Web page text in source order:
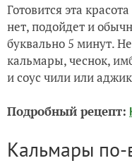
Готовится эта
нет, подойдет и
буквально 5 минут.
кальмары, чеснок,
и соус чили или
Подробный рецепт:
Кальмары по-